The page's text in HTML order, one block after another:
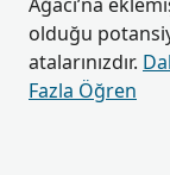
olduğu
atalarınızdır.
Fazla Öğren